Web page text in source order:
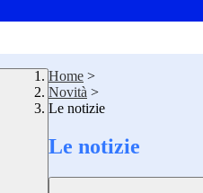
Home >
Novità >
Le notizie
Le notizie